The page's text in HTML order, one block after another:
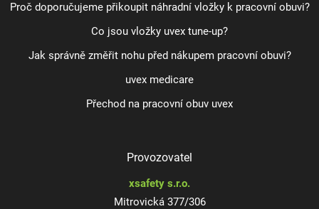
Proč doporučujeme přikoupit náhradní vložky k pracovní obuvi?
Co jsou vložky uvex tune-up?
Jak správně změřit nohu před nákupem pracovní obuvi?
uvex medicare
Přechod na pracovní obuv uvex
Provozovatel
xsafety s.r.o.
Mitrovická 377/306